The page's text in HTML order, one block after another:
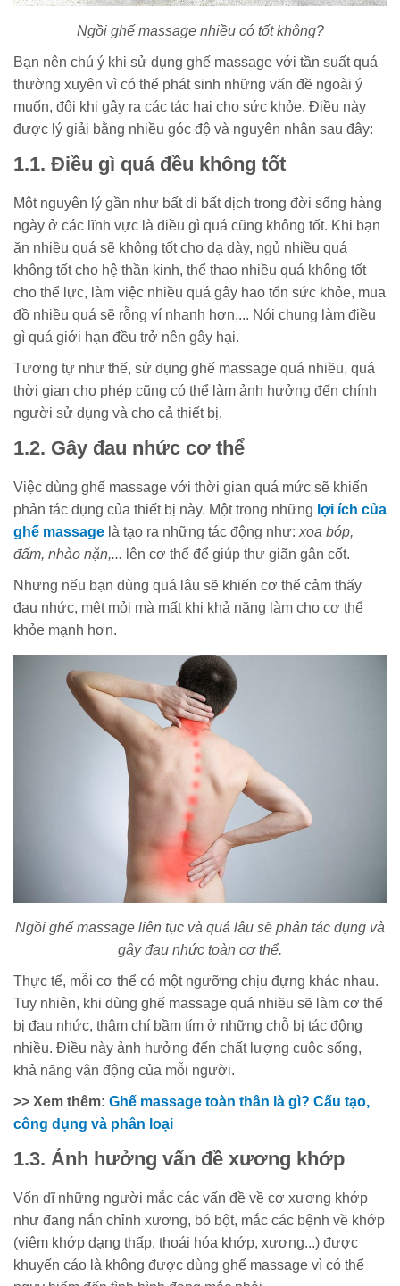
Ngồi ghế massage nhiều có tốt không?
Bạn nên chú ý khi sử dụng ghế massage với tần suất quá
thường xuyên vì có thể phát sinh những vấn đề ngoài ý
muốn, đôi khi gây ra các tác hại cho sức khỏe. Điều này
được lý giải bằng nhiều góc độ và nguyên nhân sau đây:
1.1. Điều gì quá đều không tốt
Một nguyên lý gần như bất di bất dịch trong đời sống hàng
ngày ở các lĩnh vực là điều gì quá cũng không tốt. Khi bạn
ăn nhiều quá sẽ không tốt cho dạ dày, ngủ nhiều quá
không tốt cho hệ thần kinh, thể thao nhiều quá không tốt
cho thể lực, làm việc nhiều quá gây hao tổn sức khỏe, mua
đồ nhiều quá sẽ rỗng ví nhanh hơn,... Nói chung làm điều
gì quá giới hạn đều trở nên gây hại.
Tương tự như thế, sử dụng ghế massage quá nhiều, quá
thời gian cho phép cũng có thể làm ảnh hưởng đến chính
người sử dụng và cho cả thiết bị.
1.2. Gây đau nhức cơ thể
Việc dùng ghế massage với thời gian quá mức sẽ khiến
phản tác dụng của thiết bị này. Một trong những lợi ích của
ghế massage là tạo ra những tác động như: xoa bóp,
đấm, nhào nặn,... lên cơ thể để giúp thư giãn gân cốt.
Nhưng nếu bạn dùng quá lâu sẽ khiến cơ thể cảm thấy
đau nhức, mệt mỏi mà mất khi khả năng làm cho cơ thể
khỏe mạnh hơn.
Ngồi ghế massage liên tục và quá lâu sẽ phản tác dụng và
gây đau nhức toàn cơ thể.
Thực tế, mỗi cơ thể có một ngưỡng chịu đựng khác nhau.
Tuy nhiên, khi dùng ghế massage quá nhiều sẽ làm cơ thể
bị đau nhức, thậm chí bầm tím ở những chỗ bị tác động
nhiều. Điều này ảnh hưởng đến chất lượng cuộc sống,
khả năng vận động của mỗi người.
>> Xem thêm: Ghế massage toàn thân là gì? Cấu tạo,
công dụng và phân loại
1.3. Ảnh hưởng vấn đề xương khớp
Vốn dĩ những người mắc các vấn đề về cơ xương khớp
như đang nắn chỉnh xương, bó bột, mắc các bệnh về khớp
(viêm khớp dạng thấp, thoái hóa khớp, xương...) được
khuyến cáo là không được dùng ghế massage vì có thể